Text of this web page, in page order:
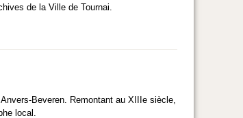
de la Ville de Tournai.
Beveren. Remontant au XIIIe siècle,
local.